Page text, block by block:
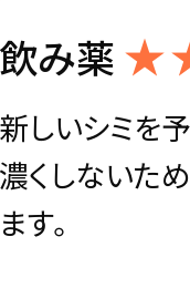
飲み薬
新しいシミを
濃くしないた
ます。